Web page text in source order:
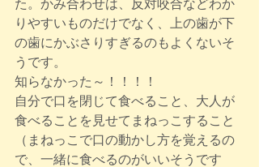
た。かみ合わせは、反対咬合などわか
りやすいものだけでなく、上の歯が下
の歯にかぶさりすぎるのもよくないそ
うです。
知らなかった～！！！！
自分で口を閉じて食べること、大人が
食べることを見せてまねっこすること
（まねっこで口の動かし方を覚えるの
で、一緒に食べるのがいいそうです